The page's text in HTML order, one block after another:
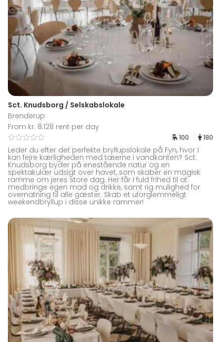
Sct. Knudsborg / Selskabslokale
Brenderup
From kr. 8.128 rent per day
100 180
Leder du efter det perfekte bryllupslokale på Fyn, hvor I
kan fejre kærligheden med tæerne i vandkanten? Sct.
Knudsborg byder på enestående natur og en
spektakulær udsigt over havet, som skaber en magisk
ramme om jeres store dag. Her får I fuld frihed til at
medbringe egen mad og drikke, samt rig mulighed for
overnatning til alle gæster. Skab et uforglemmeligt
weekendbryllup i disse unikke rammer!